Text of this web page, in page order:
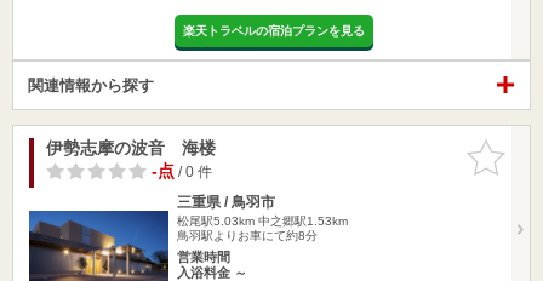
楽天トラベルの宿泊プランを見る
関連情報から探す
お気に入
りに追加
伊勢志摩の波音 海楼
-点/ 0 件
三重県 / 鳥羽市
松尾駅5.03km 中之郷駅1.53km
鳥羽駅よりお車にて約8分
営業時間
入浴料金 ～